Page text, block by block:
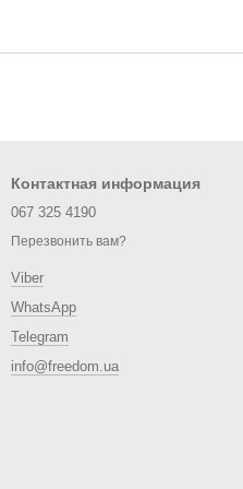
Контактная информация
067 325 4190
Перезвонить вам?
Viber
WhatsApp
Telegram
info@freedom.ua